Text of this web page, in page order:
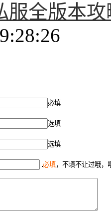
服全版本
必填
选填
选填
必填，不填不让过哦，